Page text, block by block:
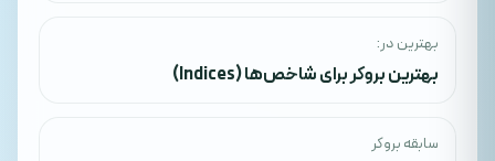
بهترین در:
بهترین بروکر برای شاخص‌ها (Indices)
سابقه بروکر